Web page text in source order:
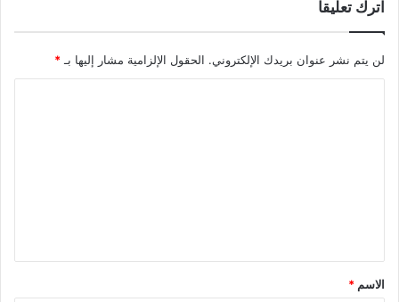
اترك تعليقاً
لن يتم نشر عنوان بريدك الإلكتروني. الحقول الإلزامية مشار إليها بـ*
*
الاسم *